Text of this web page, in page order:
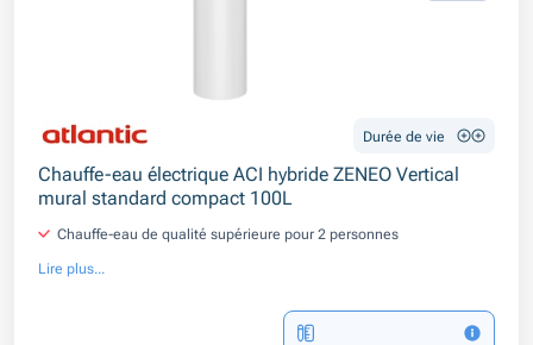
Durée de vie
Chauffe-eau électrique ACI hybride ZENEO Vertical
mural standard compact 100L
Chauffe-eau de qualité supérieure pour 2 personnes
Lire plus...